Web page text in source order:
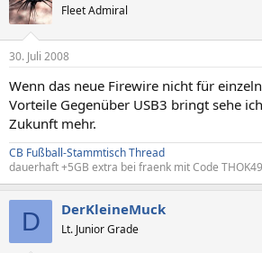
Fleet Admiral
30. Juli 2008
Wenn das neue Firewire nicht für
Vorteile Gegenüber USB3 bringt sehe
Zukunft mehr.
CB Fußball-Stammtisch Thread
dauerhaft +5GB extra bei fraenk mit Code
D DerKleineMuck
Lt. Junior Grade